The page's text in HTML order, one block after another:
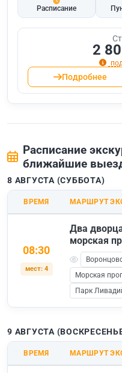
Расписание
2
Подробнее
Расписание
ближайшие
8 АВГУСТА (СУББОТА)
ВРЕМЯ МАРШРУТ
08:30
мест: 4
Два
морская
Морская
Парк
9 АВГУСТА
ВРЕМЯ МАРШРУТ